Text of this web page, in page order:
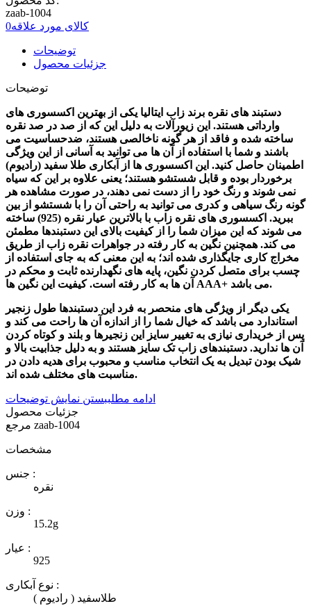
zaab-1004
کالای مورد علاقه0
توضیحات
جزئیات محصول
توضیحات
دستبند های نقره برند زاب ایتالیا یکی از بهترین اکسسوری های
وارداتی هستند. این زیورآلات به دلیل این که از صد در صد نقره
ساخته شده و فاقد از هر گونه ناخالصی هستند، ضدحساسیت می
باشند و شما با استفاده از آن ها می توانید به آسانی از این ویژگی
اطمینان حاصل کنید. این اکسسوری ها از آبکاری طلا سفید (رادیوم)
برخوردار بوده و قابل شستشو هستند؛ یعنی علاوه بر این که سیاه
نمی شوند و رنگ خود را از دست نمی دهند، در صورت مشاهده هر
گونه رنگ سیاهی و کدری می توانید به راحتی آن را با شستشو از بین
ببرید. اکسسوری های نقره زاب
با بالاترین عیار نقره (925) ساخته
می شوند که این میزان شما را از کیفیت بالای این دستبندها مطمئن
می کند. همچنین نگین به کار رفته در جواهرات نقره زاب از طریق
مخراج کاری جایگذاری شده اند؛ به این معنی که به جای استفاده از
چسب برای متصل کردن نگین، پایه های نگهدارنده ثابت و محکم در
آن ها به کار رفته است. کیفیت این نگین ها AAA+ می باشد.
یکی دیگر از ویژگی های منحصر به فرد این دستبندها طول زنجیر
استاندارد می باشد که خیال شما را از اندازه آن ها راحت می کند و
پس از خریداری نیازی به تغییر سایز این زنجیرها و بلند و کوتاه کردن
آن ها ندارید. دستبندهای زاب تک سایز هستند و به دلیل جذابیت بالا و
شیک بودن تبدیل به یک انتخاب مناسب و محبوب برای هدیه دادن در
مناسبت های مختلف شده اند.
ادامه مطلببستن نمایش توضیحات
جزئیات محصول
zaab-1004
مشخصات
جنس :
نقره
وزن :
15.2g
عیار :
925
نوع آبکاری :
طلاسفید ( رادیوم )